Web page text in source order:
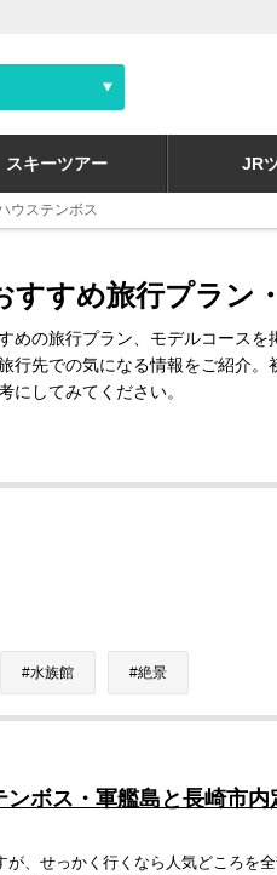
スキーツアー JR
ウステンボス
すすめ旅行プラン
めの旅行プラン、モデルコース
行先での気になる情報をご紹介
にしてみてください。
水族館 絶景
ボス・軍艦島と長崎市内
、せっかく行くなら人気どころを